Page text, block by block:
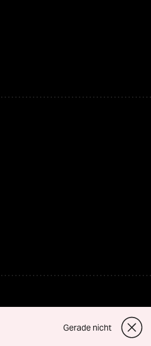
Gerade nicht